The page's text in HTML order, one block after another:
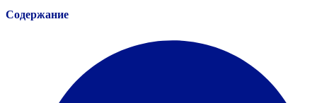
Содержание